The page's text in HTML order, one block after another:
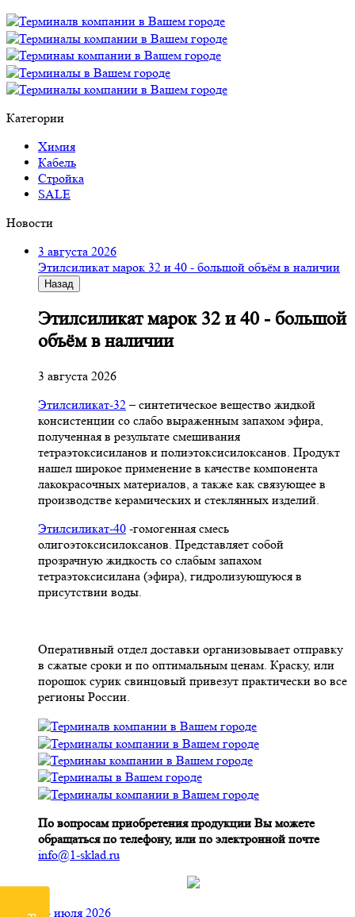
Категории
Химия
Кабель
Стройка
SALE
Новости
3 августа 2026
Этилсиликат марок 32 и 40 - большой объём в наличии
Назад
Этилсиликат марок 32 и 40 - большой
объём в наличии
3 августа 2026
Этилсиликат-32– синтетическое вещество жидкой
консистенции со слабо выраженным запахом эфира,
полученная в результате смешивания
тетpаэтоксисиланов и полиэтоксисилоксанов. Продукт
нашел широкое применение в качестве компонента
лакокрасочных материалов, а также как связующее в
производстве керамических и стеклянных изделий.
Этилсиликат-40 -гомогенная смесь
олигоэтоксисилоксанов. Представляет собой
прозрачную жидкость со слабым запахом
тетраэтоксисилана (эфира), гидролизующуюся в
присутствии воды.
Оперативный отдел доставки организовывает отправку
в сжатые сроки и по оптимальным ценам. Краску, или
порошок сурик свинцовый привезут практически во все
регионы России.
По вопросам приобретения продукции Вы можете
обращаться по телефону, или по электронной почте
info@1-sklad.ru
24 июля 2026